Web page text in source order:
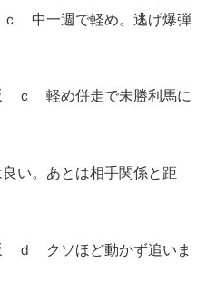
中一週で軽め。逃げ爆弾
ｃ 軽め併走で未勝利馬に
。あとは相手関係と距
ｄ クソほど動かず追いま